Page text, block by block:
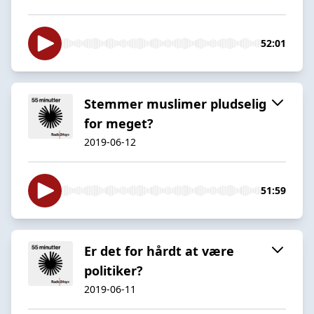
52:01
Stemmer muslimer pludselig
for meget?
2019-06-12
51:59
Er det for hårdt at være
politiker?
2019-06-11